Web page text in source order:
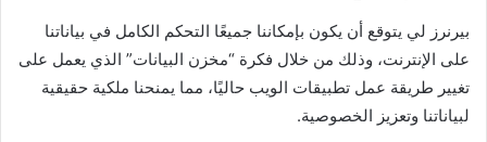
بيرنرز لي يتوقع أن يكون بإمكاننا جميعًا التحكم الكامل في بياناتنا
على الإنترنت، وذلك من خلال فكرة “مخزن البيانات” الذي يعمل على
تغيير طريقة عمل تطبيقات الويب حاليًا، مما يمنحنا ملكية حقيقية
لبياناتنا وتعزيز الخصوصية.